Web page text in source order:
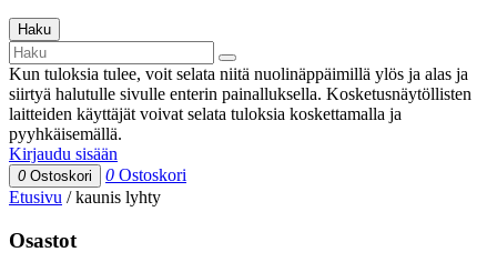
Haku
Kun tuloksia tulee, voit selata niitä nuolinäppäimillä ylös ja alas ja
siirtyä halutulle sivulle enterin painalluksella. Kosketusnäytöllisten
laitteiden käyttäjät voivat selata tuloksia koskettamalla ja
pyyhkäisemällä.
Kirjaudu sisään
0 Ostoskori 0 Ostoskori
Etusivu /kaunis lyhty
Osastot